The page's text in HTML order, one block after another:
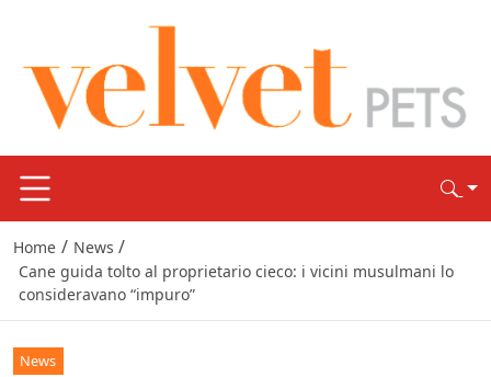
Home / News /
Cane guida tolto al proprietario cieco: i vicini musulmani lo
consideravano “impuro”
News